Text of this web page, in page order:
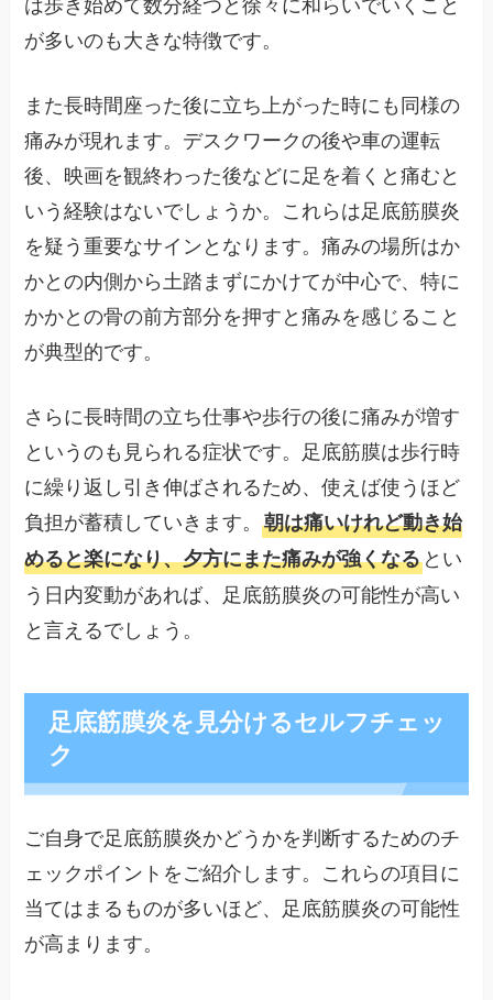
が多いのも大きな特徴です。
また長時間座った後に立ち上がった時にも同様の
痛みが現れます。デスクワークの後や車の運転
後、映画を観終わった後などに足を着くと痛むと
いう経験はないでしょうか。これらは足底筋膜炎
を疑う重要なサインとなります。痛みの場所はか
かとの内側から土踏まずにかけてが中心で、特に
かかとの骨の前方部分を押すと痛みを感じること
が典型的です。
さらに長時間の立ち仕事や歩行の後に痛みが増す
というのも見られる症状です。足底筋膜は歩行時
に繰り返し引き伸ばされるため、使えば使うほど
負担が蓄積していきます。朝は痛いけれど動き始
めると楽になり、夕方にまた痛みが強くなるとい
う日内変動があれば、足底筋膜炎の可能性が高い
と言えるでしょう。
足底筋膜炎を見分けるセルフチェッ
ク
ご自身で足底筋膜炎かどうかを判断するためのチ
ェックポイントをご紹介します。これらの項目に
当てはまるものが多いほど、足底筋膜炎の可能性
が高まります。